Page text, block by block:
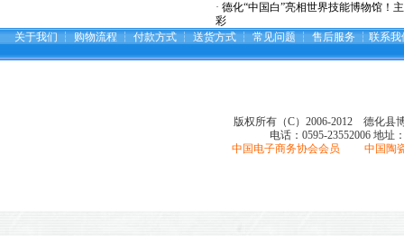
· 德化“中国白”亮相世界技能博物馆！
彩
关于我们 ┆ 购物流程 ┆ 付款方式 ┆ 送货方式 ┆ 常见问题 ┆ 售后服务 ┆ 联系我
版权所有（C）2006-2012 德化县
电话：0595-23552006 地址
中国电子商务协会会员 中国陶